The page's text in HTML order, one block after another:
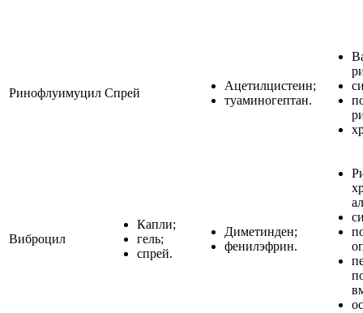
Ринофлуимуцил Спрей
Ацетилцистеин;
туаминогептан.
Виброцил
Капли;
гель;
спрей.
Диметинден;
фенилэфрин.